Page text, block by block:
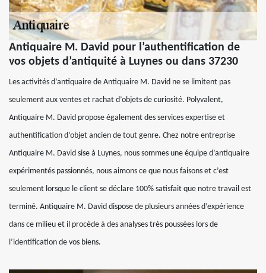
Antiquaire M. David pour l’authentification de
vos objets d’antiquité à Luynes ou dans 37230
Les activités d’antiquaire de Antiquaire M. David ne se limitent pas
seulement aux ventes et rachat d’objets de curiosité. Polyvalent,
Antiquaire M. David propose également des services expertise et
authentification d’objet ancien de tout genre. Chez notre entreprise
Antiquaire M. David sise à Luynes, nous sommes une équipe d’antiquaire
expérimentés passionnés, nous aimons ce que nous faisons et c’est
seulement lorsque le client se déclare 100% satisfait que notre travail est
terminé. Antiquaire M. David dispose de plusieurs années d’expérience
dans ce milieu et il procède à des analyses très poussées lors de
l’identification de vos biens.